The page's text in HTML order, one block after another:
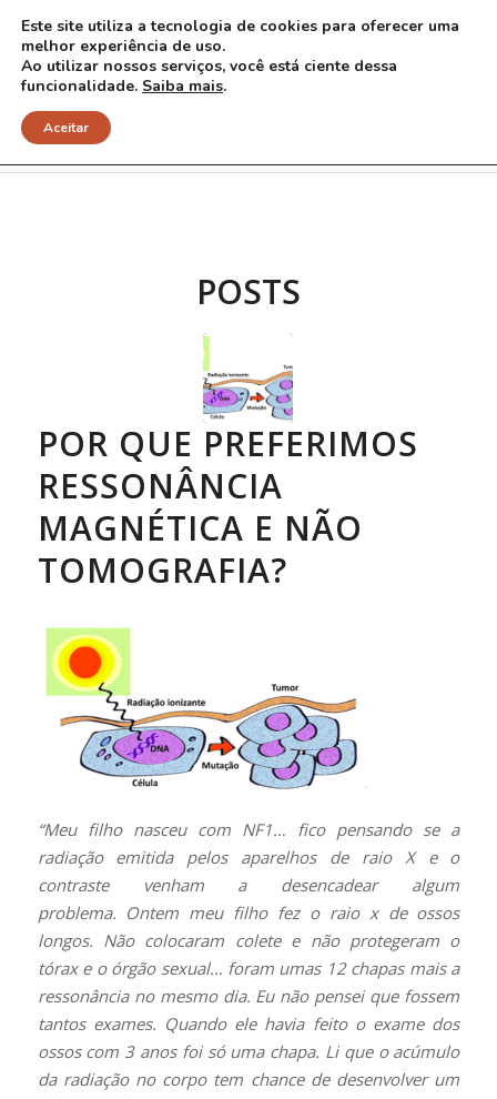
Arquivo para Tag: radiografias
POSTS
POR QUE PREFERIMOS
RESSONÂNCIA
MAGNÉTICA E NÃO
TOMOGRAFIA?
“Meu filho nasceu com NF1… fico pensando se a
radiação emitida pelos aparelhos de raio X e o
contraste venham a desencadear algum
problema. Ontem meu filho fez o raio x de ossos
longos. Não colocaram colete e não protegeram o
tórax e o órgão sexual… foram umas 12 chapas mais a
ressonância no mesmo dia. Eu não pensei que fossem
tantos exames. Quando ele havia feito o exame dos
ossos com 3 anos foi só uma chapa. Li que o acúmulo
da radiação no corpo tem chance de desenvolver um
Este site utiliza a tecnologia de cookies para oferecer uma
melhor experiência de uso.
Ao utilizar nossos serviços, você está ciente dessa
funcionalidade. Saiba mais.
Aceitar